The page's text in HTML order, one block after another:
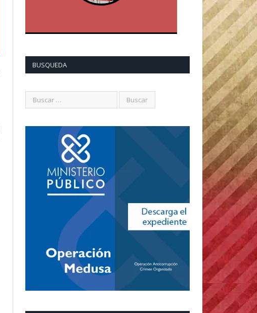
BUSQUEDA